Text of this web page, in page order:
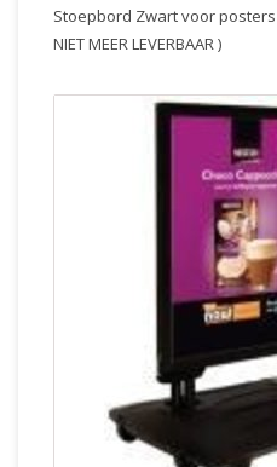
Stoepbord Zwart voor posters
NIET MEER LEVERBAAR )